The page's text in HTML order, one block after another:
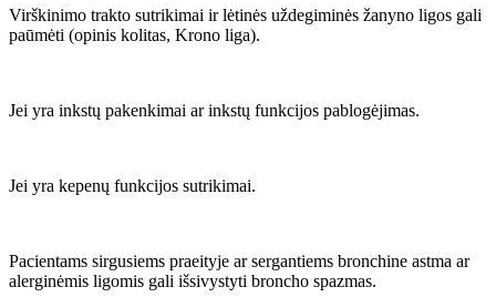
Virškinimo trakto sutrikimai ir lėtinės uždegiminės žanyno ligos gali
paūmėti (opinis kolitas, Krono liga).
Jei yra inkstų pakenkimai ar inkstų funkcijos pablogėjimas.
Jei yra kepenų funkcijos sutrikimai.
Pacientams sirgusiems praeityje ar sergantiems bronchine astma ar
alerginėmis ligomis gali išsivystyti broncho spazmas.